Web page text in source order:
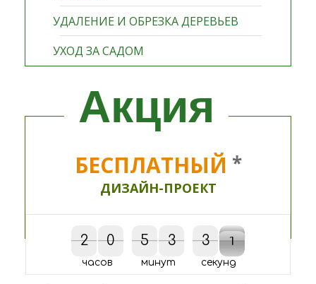
УДАЛЕНИЕ И ОБРЕЗКА ДЕРЕВЬЕВ
УХОД ЗА САДОМ
Акция
БЕСПЛАТНЫЙ *
ДИЗАЙН-ПРОЕКТ
2
2 0
0
часов
5
5 3
3
минут
3
3 1
0
0
1
секунд